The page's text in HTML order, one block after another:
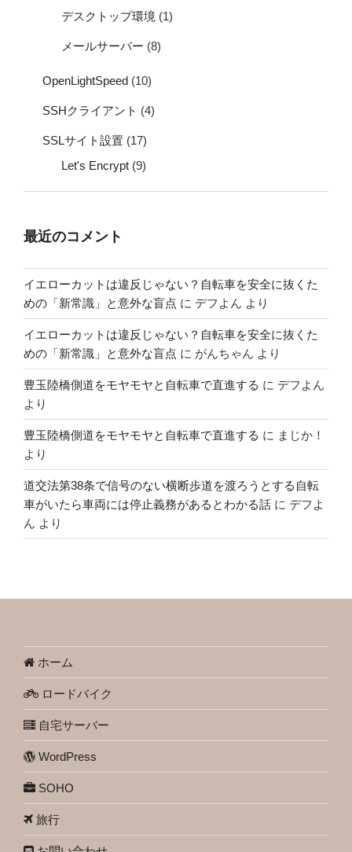
デスクトップ環境 (1)
メールサーバー (8)
OpenLightSpeed (10)
SSHクライアント (4)
SSLサイト設置 (17)
Let's Encrypt (9)
最近のコメント
イエローカットは違反じゃない？自転車を安全に抜くた
めの「新常識」と意外な盲点 に デフよん より
イエローカットは違反じゃない？自転車を安全に抜くた
めの「新常識」と意外な盲点 に がんちゃん より
豊玉陸橋側道をモヤモヤと自転車で直進する に デフよん
より
豊玉陸橋側道をモヤモヤと自転車で直進する に まじか！
より
道交法第38条で信号のない横断歩道を渡ろうとする自転
車がいたら車両には停止義務があるとわかる話 に デフよ
ん より
ホーム
ロードバイク
自宅サーバー
WordPress
SOHO
旅行